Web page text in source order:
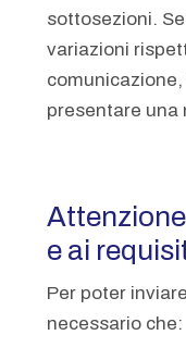
sottosezioni.
variazioni
presentare una
e ai
Per poter
necessario che: